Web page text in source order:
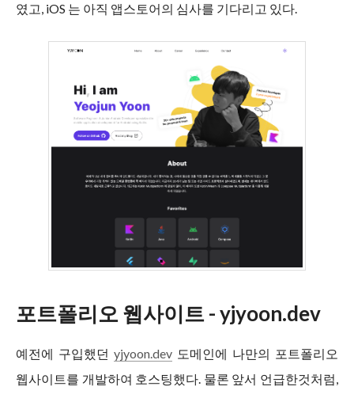
였고, iOS 는 아직 앱스토어의 심사를 기다리고 있다.
포트폴리오 웹사이트 - yjyoon.dev
예전에 구입했던 yjyoon.dev 도메인에 나만의 포트폴리오
웹사이트를 개발하여 호스팅했다. 물론 앞서 언급한것처럼,